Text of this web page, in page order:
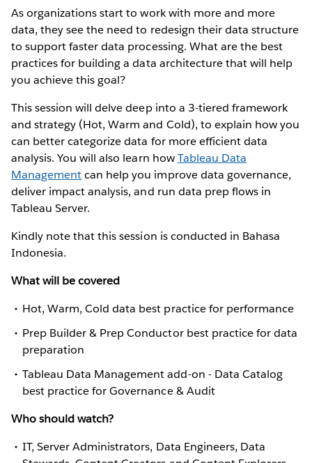
As organizations start to work with more and more
data, they see the need to redesign their data structure
to support faster data processing. What are the best
practices for building a data architecture that will help
you achieve this goal?
This session will delve deep into a 3-tiered framework
and strategy (Hot, Warm and Cold), to explain how you
can better categorize data for more efficient data
analysis. You will also learn howTableau Data
Managementcan help you improve data governance,
deliver impact analysis, and run data prep flows in
Tableau Server.
Kindly note that this session is conducted in Bahasa
Indonesia.
What will be covered
Hot, Warm, Cold data best practice for performance
Prep Builder & Prep Conductor best practice for data
preparation
Tableau Data Management add-on - Data Catalog
best practice for Governance & Audit
Who should watch?
IT, Server Administrators, Data Engineers, Data